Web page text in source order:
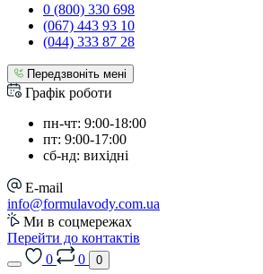
0 (800) 330 698
(067) 443 93 10
(044) 333 87 28
Передзвоніть мені
Графік роботи
пн-чт: 9:00-18:00
пт: 9:00-17:00
сб-нд: вихідні
E-mail
info@formulavody.com.ua
Ми в соцмережах
Перейти до контактів
0
0 0